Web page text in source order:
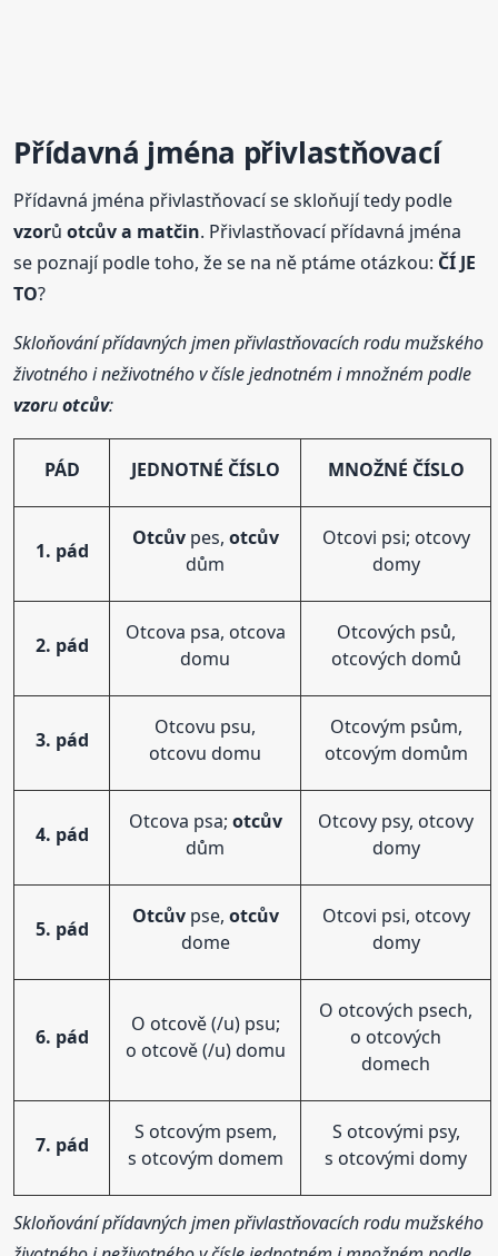
Přídavná jména přivlastňovací
Přídavná jména přivlastňovací se skloňují tedy podle
vzorůotcův a matčin. Přivlastňovací přídavná jména
se poznají podle toho, že se na ně ptáme otázkou: ČÍ JE
TO?
Skloňování přídavných jmen přivlastňovacích rodu mužského
životného i neživotného v čísle jednotném i množném podle
vzoruotcův:
PÁD JEDNOTNÉ ČÍSLO MNOŽNÉ ČÍSLO
1. pád
Otcůvpes, otcův
dům
Otcovi psi; otcovy
domy
2. pád
Otcova psa, otcova
domu
Otcových psů,
otcových domů
3. pád
Otcovu psu,
otcovu domu
Otcovým psům,
otcovým domům
4. pád
Otcova psa; otcův
dům
Otcovy psy, otcovy
domy
5. pád
Otcůvpse, otcův
dome
Otcovi psi, otcovy
domy
6. pád
O otcově (/u) psu;
o otcově (/u) domu
O otcových psech,
o otcových
domech
7. pád
S otcovým psem,
s otcovým domem
S otcovými psy,
s otcovými domy
Skloňování přídavných jmen přivlastňovacích rodu mužského